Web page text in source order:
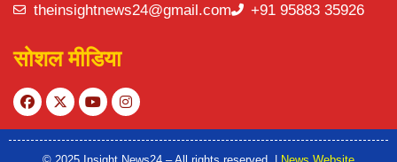
theinsightnews24@gmail.com +91 95883 35926
सोशल मीडिया